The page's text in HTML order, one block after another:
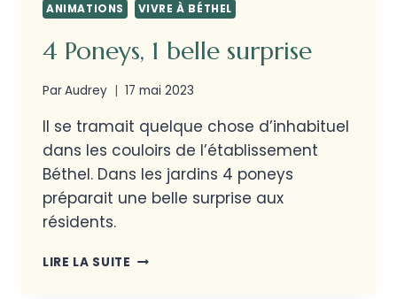
ANIMATIONS VIVRE À BÉTHEL
4 Poneys, 1 belle surprise
ParAudrey 17 mai 2023
Il se tramait quelque chose d’inhabituel
dans les couloirs de l’établissement
Béthel. Dans les jardins 4 poneys
préparait une belle surprise aux
résidents.
LIRE LA SUITE